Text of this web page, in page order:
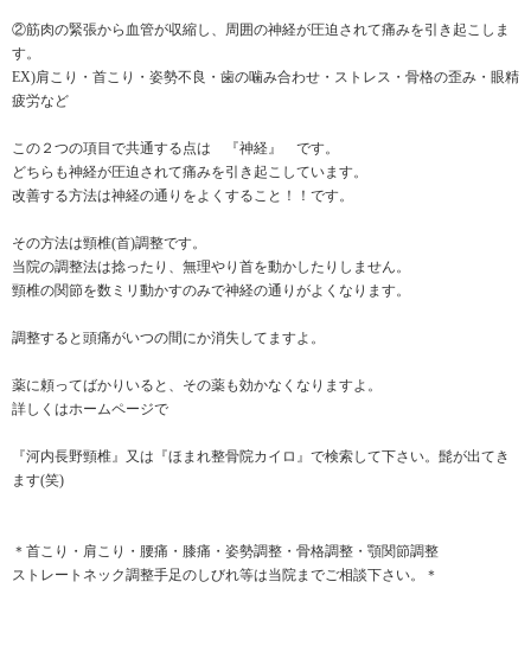
②筋肉の緊張から血管が収縮し、周囲の神経が圧迫されて痛みを引き起こしま
す。
EX)肩こり・首こり・姿勢不良・歯の噛み合わせ・ストレス・骨格の歪み・眼精
疲労など
この２つの項目で共通する点は 『神経』 です。
どちらも神経が圧迫されて痛みを引き起こしています。
改善する方法は神経の通りをよくすること！！です。
その方法は頸椎(首)調整です。
当院の調整法は捻ったり、無理やり首を動かしたりしません。
頸椎の関節を数ミリ動かすのみで神経の通りがよくなります。
調整すると頭痛がいつの間にか消失してますよ。
薬に頼ってばかりいると、その薬も効かなくなりますよ。
詳しくはホームページで
『河内長野頸椎』又は『ほまれ整骨院カイロ』で検索して下さい。髭が出てき
ます(笑)
＊首こり・肩こり・腰痛・膝痛・姿勢調整・骨格調整・顎関節調整
ストレートネック調整手足のしびれ等は当院までご相談下さい。＊